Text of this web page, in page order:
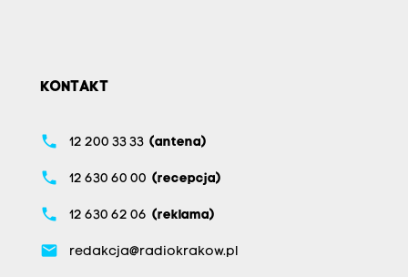
KONTAKT
phone 12 200 33 33 (antena)
phone 12 630 60 00 (recepcja)
phone 12 630 62 06 (reklama)
email redakcja@radiokrakow.pl